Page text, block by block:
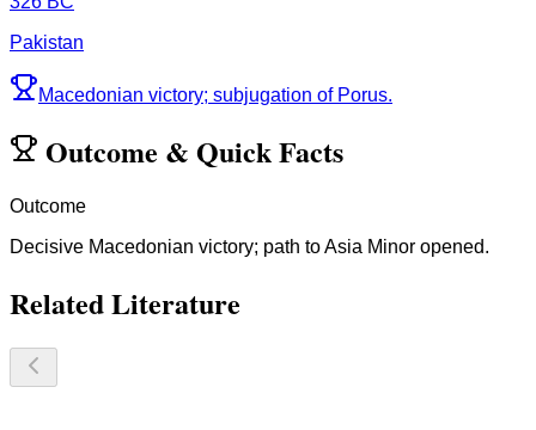
Pakistan
Macedonian victory; subjugation of Porus.
Outcome & Quick Facts
Outcome
Decisive Macedonian victory; path to Asia Minor opened.
Related Literature